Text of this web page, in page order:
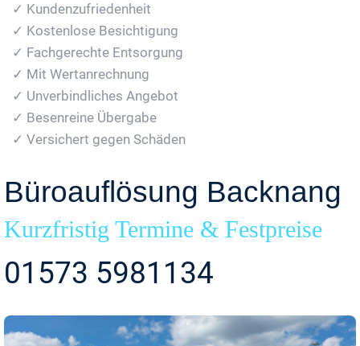
✓ Kundenzufriedenheit
✓ Kostenlose Besichtigung
✓ Fachgerechte Entsorgung
✓ Mit Wertanrechnung
✓ Unverbindliches Angebot
✓ Besenreine Übergabe
✓ Versichert gegen Schäden
Büroauflösung Backnang
Kurzfristig Termine & Festpreise
01573 5981134